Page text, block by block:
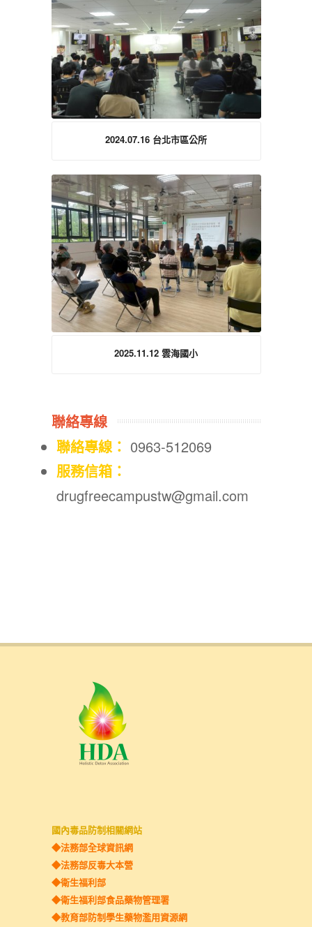
2024.07.16 台北市區公所
2025.11.12 雲海國小
聯絡專線
聯絡專線： 0963-512069
服務信箱：
drugfreecampustw@gmail.com
國內毒品防制相關網站
◆法務部全球資訊網
◆法務部反毒大本營
◆衛生福利部
◆衛生福利部食品藥物管理署
◆教育部防制學生藥物濫用資源網